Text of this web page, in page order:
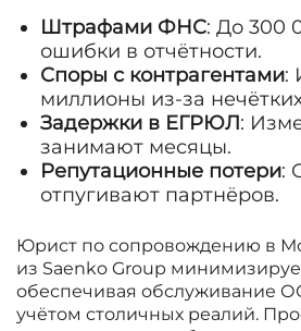
Штрафами ФНС: До 300
ошибки в отчётности.
Споры с контрагентами:
миллионы из-за
Задержки в ЕГРЮЛ:
занимают месяцы.
Репутационные потери:
отпугивают партнёров.
Юрист по сопровождению в
из Saenko Group
обеспечивая обслуживание
учётом столичных реалий.